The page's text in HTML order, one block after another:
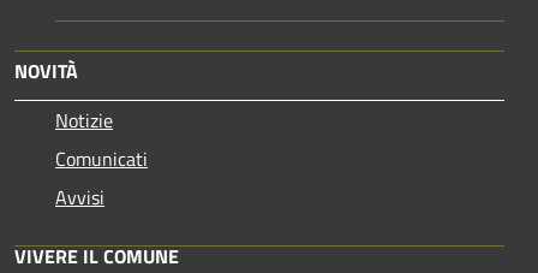
NOVITÀ
Notizie
Comunicati
Avvisi
VIVERE IL COMUNE